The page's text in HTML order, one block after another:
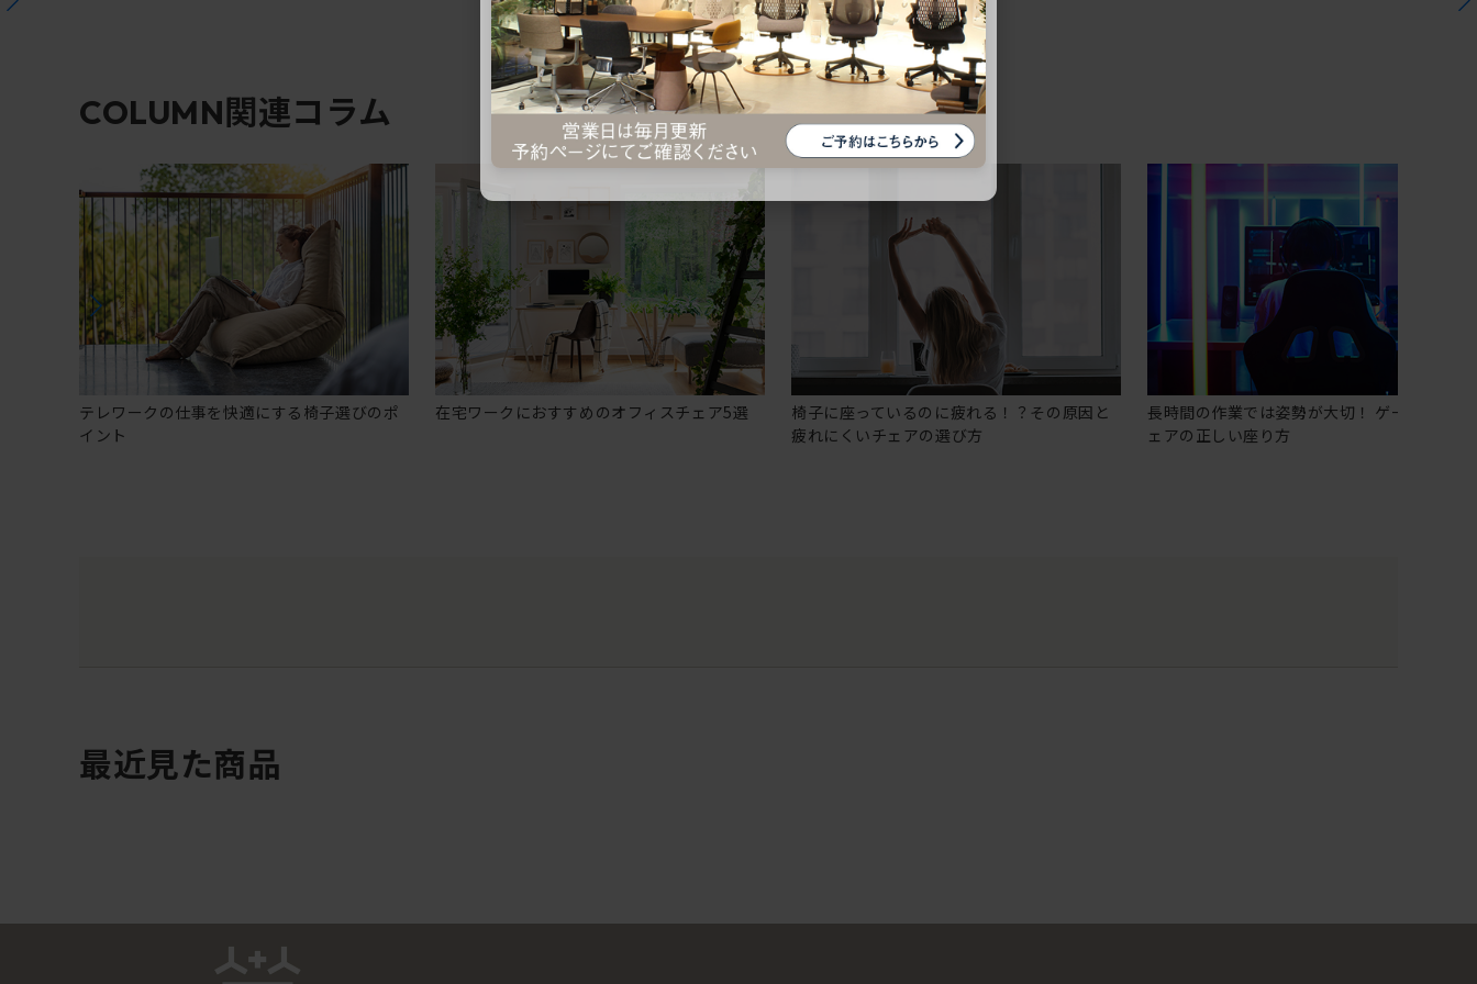
COLUMN関連コラム
テレワークの仕事を快適にする椅子選びのポ
イント
在宅ワークにおすすめのオフィスチェア5選
椅子に座っているのに疲れる！？その原因と
疲れにくいチェアの選び方
長時間の作業では姿勢が大切！ ゲーミングチ
ェアの正しい座り方
最近見た商品